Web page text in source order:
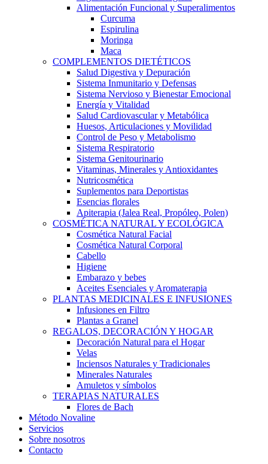
Alimentación Funcional y Superalimentos
Curcuma
Espirulina
Moringa
Maca
COMPLEMENTOS DIETÉTICOS
Salud Digestiva y Depuración
Sistema Inmunitario y Defensas
Sistema Nervioso y Bienestar Emocional
Energía y Vitalidad
Salud Cardiovascular y Metabólica
Huesos, Articulaciones y Movilidad
Control de Peso y Metabolismo
Sistema Respiratorio
Sistema Genitourinario
Vitaminas, Minerales y Antioxidantes
Nutricosmética
Suplementos para Deportistas
Esencias florales
Apiterapia (Jalea Real, Propóleo, Polen)
COSMÉTICA NATURAL Y ECOLÓGICA
Cosmética Natural Facial
Cosmética Natural Corporal
Cabello
Higiene
Embarazo y bebes
Aceites Esenciales y Aromaterapia
PLANTAS MEDICINALES E INFUSIONES
Infusiones en Filtro
Plantas a Granel
REGALOS, DECORACIÓN Y HOGAR
Decoración Natural para el Hogar
Velas
Inciensos Naturales y Tradicionales
Minerales Naturales
Amuletos y símbolos
TERAPIAS NATURALES
Flores de Bach
Método Novaline
Servicios
Sobre nosotros
Contacto